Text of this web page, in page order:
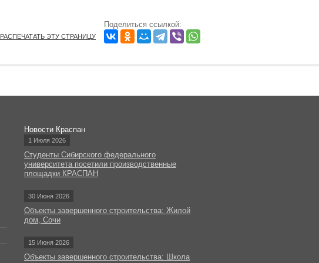
РАСПЕЧАТАТЬ ЭТУ СТРАНИЦУ
Поделиться ссылкой:
Новости Краспан
1 Июля 2026
Студенты Сибирского федерального
университета посетили производственные
площадки КРАСПАН
30 Июня 2026
Объекты завершенного строительства: Жилой
дом, Сочи
15 Июня 2026
Объекты завершенного строительства: Школа